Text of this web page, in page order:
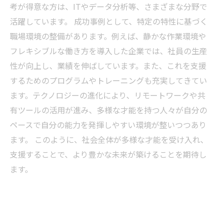
考が得意な方は、ITやデータ分析等、さまざまな分野で
活躍しています。 成功事例として、特定の特性に基づく
職場環境の整備があります。例えば、静かな作業環境や
フレキシブルな働き方を導入した企業では、社員の生産
性が向上し、業績を伸ばしています。また、これを支援
するためのプログラムやトレーニングも充実してきてい
ます。テクノロジーの進化により、リモートワークや共
有ツールの活用が進み、多様な才能を持つ人々が自分の
ペースで自分の能力を発揮しやすい環境が整いつつあり
ます。 このように、社会全体が多様な才能を受け入れ、
支援することで、より豊かな未来が築けることを期待し
ます。